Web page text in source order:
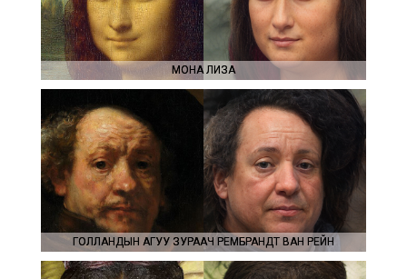
МОНА ЛИЗА
МОНА ЛИЗА
ГОЛЛАНДЫН АГУУ ЗУРААЧ РЕМБРАНДТ ВАН РЕЙН
ГОЛЛАНДЫН АГУУ ЗУРААЧ РЕМБРАНДТ ВАН РЕЙН